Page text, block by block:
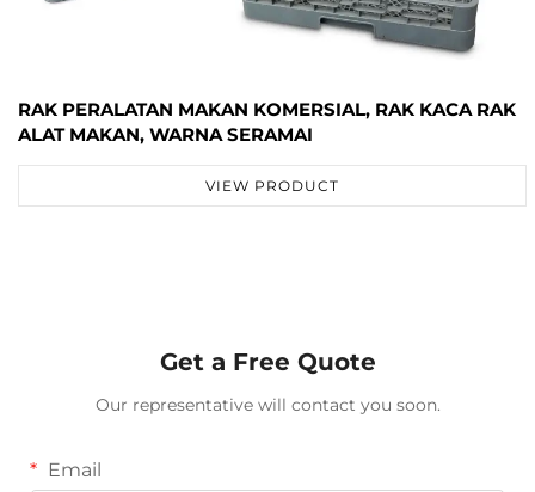
RAK PERALATAN MAKAN KOMERSIAL, RAK KACA RAK
ALAT MAKAN, WARNA SERAMAI
VIEW PRODUCT
Get a Free Quote
Our representative will contact you soon.
Email